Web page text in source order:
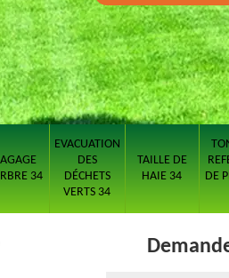
34
EVACUATION
DES
DÉCHETS
VERTS 34
TAILLE DE
HAIE 34
DE